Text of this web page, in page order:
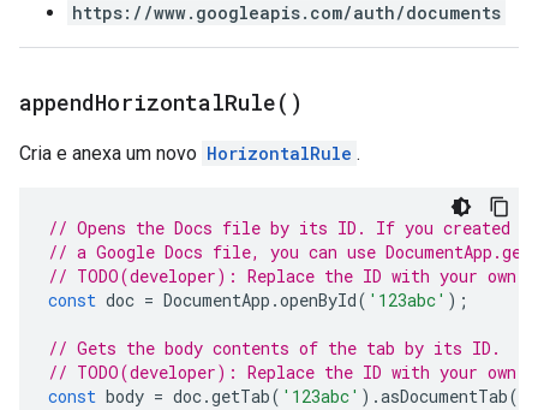
https://www.googleapis.com/auth/documents
appendHorizontalRule( )
Cria e anexa um novo HorizontalRule .
// Opens the Docs file by its ID. If you created
// a Google Docs file, you can use
// TODO(developer): Replace the ID with your own.
const doc = DocumentApp .openById( '123abc' );
// Gets the body contents of the tab by its ID.
// TODO(developer): Replace the ID with your own.
const body = doc.getTab( '123abc' ).asDocumentTab().